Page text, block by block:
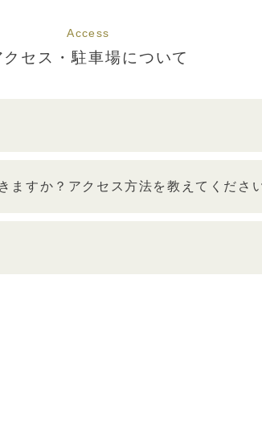
Access
クセス・駐車場について
ますか？アクセス方法を教えてください